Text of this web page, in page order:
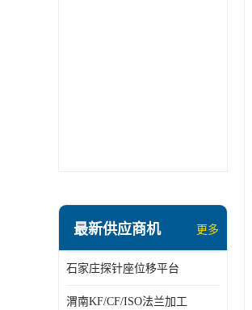
最新供应商机 更多
石家庄探针座位移平台
渭南KF/CF/ISO法兰加工